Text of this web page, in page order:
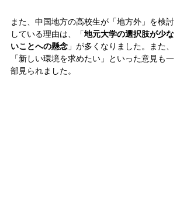
また、中国地方の高校生が「地方外」を検討
している理由は、「地元大学の選択肢が少な
いことへの懸念 」が多くなりました。また、
「新しい環境を求めたい」といった意見も一
部見られました。